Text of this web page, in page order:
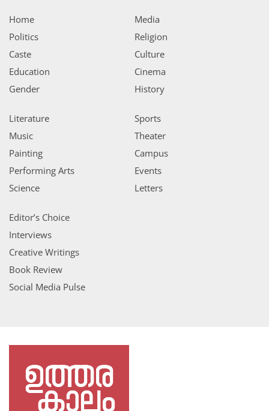
Home
Politics
Caste
Education
Gender
Media
Religion
Culture
Cinema
History
Literature
Music
Painting
Performing Arts
Science
Sports
Theater
Campus
Events
Letters
Editor’s Choice
Interviews
Creative Writings
Book Review
Social Media Pulse